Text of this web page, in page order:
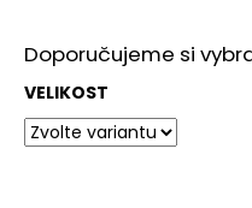
Doporučujeme si
VELIKOST
D
o
p
o
r